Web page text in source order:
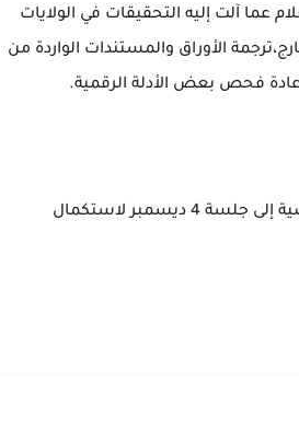
عما آلت إليه التحقيقات في الولايات
الأوراق والمستندات الواردة من
فحص بعض الأدلة الرقمية.
واستجابت المحكمة لبعض طلبات الدفاع، وقضت بتأجيل نظر القضية إلى جلسة 4 ديسمبر لاستكمال